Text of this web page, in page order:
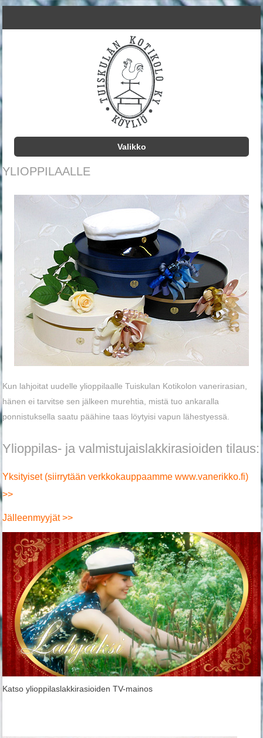
Valikko
Siirry sisältöön
YLIOPPILAALLE
Kun lahjoitat uudelle ylioppilaalle Tuiskulan Kotikolon vanerirasian,
hänen ei tarvitse sen jälkeen murehtia, mistä tuo ankaralla
ponnistuksella saatu päähine taas löytyisi vapun lähestyessä.
Ylioppilas- ja valmistujaislakkirasioiden tilaus:
Yksityiset (siirrytään verkkokauppaamme www.vanerikko.fi)
>>
Jälleenmyyjät >>
Katso ylioppilaslakkirasioiden TV-mainos